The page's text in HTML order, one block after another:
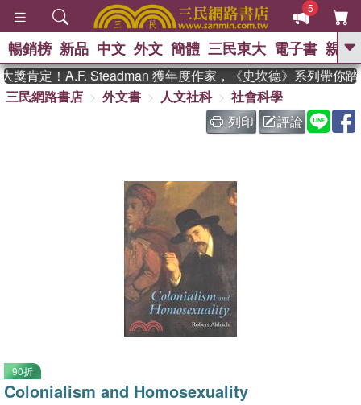
5
GO
熱搜： 東野圭吾 、 The Odyssey
、 如果歷史是一群喵 、 暑期
國際布克獎 臺灣漫遊錄 、 方
暢銷榜 新品 中文 外文 簡體 三民東大 電子書 親子
肯定！A.F. Steadman 獲年度作家，《史坎德》系列帶你踏
三民網路書店
外文書 人文社科
社會科學
列印
評論
90折
Colonialism and Homosexuality